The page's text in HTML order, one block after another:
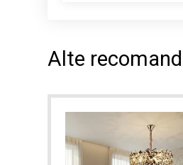
Alte